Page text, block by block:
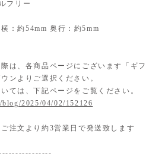
フリー
：約54mm 奥行：約5mm
は、各商品ページにございます「ギフ
ンよりご選択ください。
ては、下記ページをご覧ください。
2025/04/02/152126
注文より約3営業日で発送致します